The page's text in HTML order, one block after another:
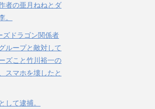
者の亜月ねねとダ
。
ズドラゴン関係者
ループと敵対して
ズこと竹川裕一の
スマホを壊したと
して逮捕。